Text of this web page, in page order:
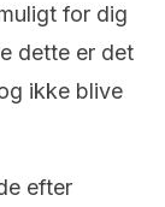
for dig
dette er det
ikke blive
efter